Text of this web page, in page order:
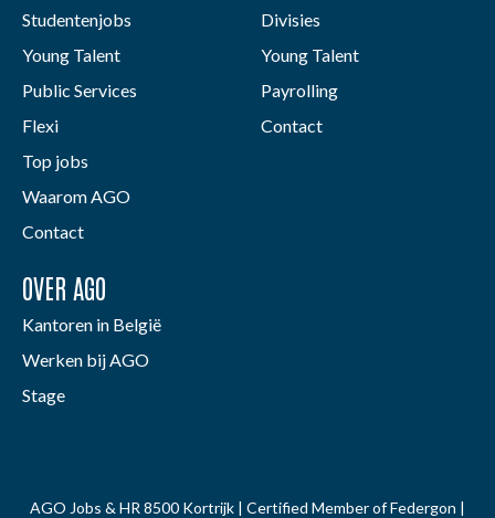
Studentenjobs
Young Talent
Public Services
Flexi
Top jobs
Waarom AGO
Contact
Divisies
Young Talent
Payrolling
Contact
OVER AGO
Kantoren in België
Werken bij AGO
Stage
AGO Jobs & HR 8500 Kortrijk | Certified Member of Federgon |